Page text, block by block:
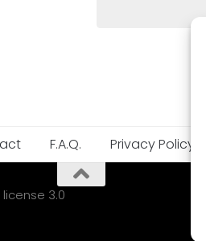
F.A.Q. Privacy Policy
3.0